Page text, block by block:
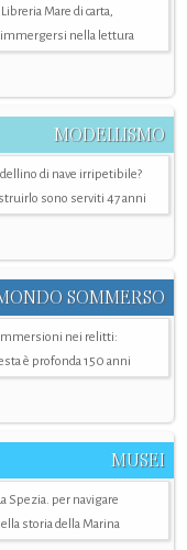
Libreria Mare di carta,
nella lettura
MODELLISMO
di nave irripetibile?
sono serviti 47 anni
SOMMERSO
nei relitti:
è profonda 150 anni
MUSEI
Spezia. per navigare
storia della Marina